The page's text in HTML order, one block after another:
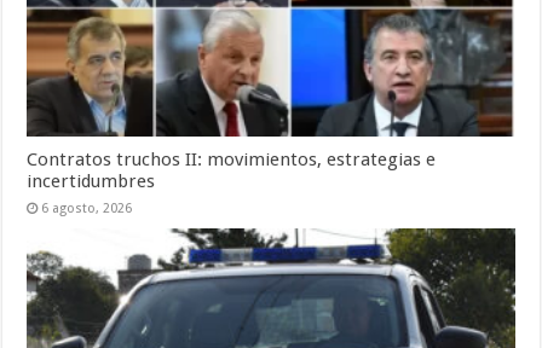
Contratos truchos II: movimientos, estrategias e
incertidumbres
6 agosto, 2026